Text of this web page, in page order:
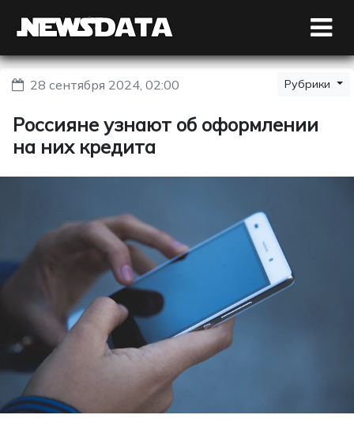
28 сентября 2024, 02:00 Рубрики
Россияне узнают об оформлении
на них кредита